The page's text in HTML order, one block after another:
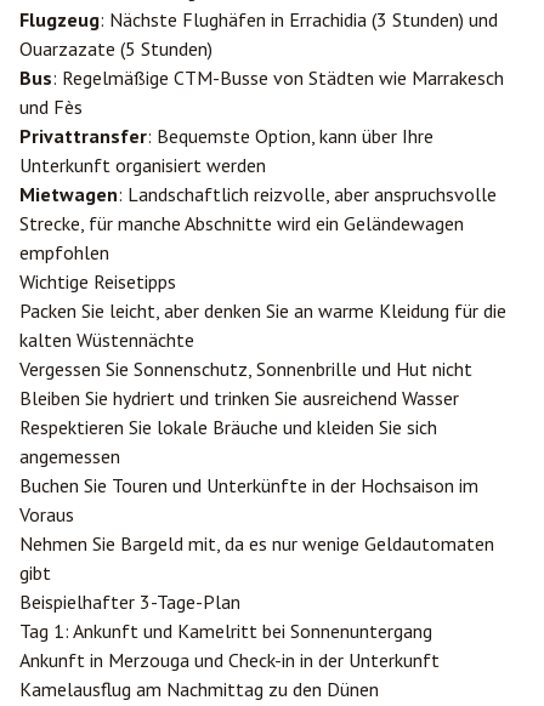
Flugzeug: Nächste Flughäfen in Errachidia (3 Stunden) und
Ouarzazate (5 Stunden)
Bus: Regelmäßige CTM-Busse von Städten wie Marrakesch
und Fès
Privattransfer: Bequemste Option, kann über Ihre
Unterkunft organisiert werden
Mietwagen: Landschaftlich reizvolle, aber anspruchsvolle
Strecke, für manche Abschnitte wird ein Geländewagen
empfohlen
Wichtige Reisetipps
Packen Sie leicht, aber denken Sie an warme Kleidung für die
kalten Wüstennächte
Vergessen Sie Sonnenschutz, Sonnenbrille und Hut nicht
Bleiben Sie hydriert und trinken Sie ausreichend Wasser
Respektieren Sie lokale Bräuche und kleiden Sie sich
angemessen
Buchen Sie Touren und Unterkünfte in der Hochsaison im
Voraus
Nehmen Sie Bargeld mit, da es nur wenige Geldautomaten
gibt
Beispielhafter 3-Tage-Plan
Tag 1: Ankunft und Kamelritt bei Sonnenuntergang
Ankunft in Merzouga und Check-in in der Unterkunft
Kamelausflug am Nachmittag zu den Dünen